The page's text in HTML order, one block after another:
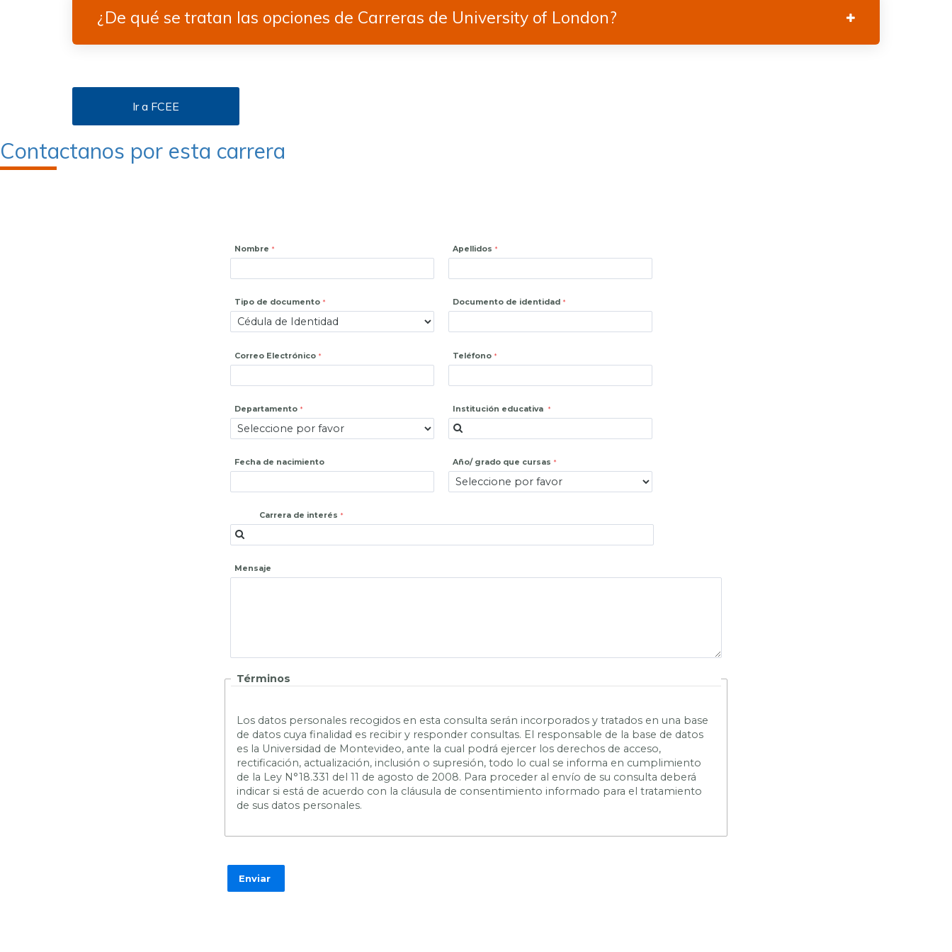
¿De qué se tratan las opciones de Carreras de University of London?
Ir a FCEE
Contactanos por esta carrera
Nombre Apellidos
Tipo de documento Documento de identidad
Correo Electrónico Teléfono
Departamento Institución educativa
Fecha de nacimiento Año/ grado que cursas
Carrera de interés
Mensaje
Términos
Los datos personales recogidos en esta consulta serán incorporados y tratados en una base
de datos cuya finalidad es recibir y responder consultas. El responsable de la base de datos
es la Universidad de Montevideo, ante la cual podrá ejercer los derechos de acceso,
rectificación, actualización, inclusión o supresión, todo lo cual se informa en cumplimiento
de la Ley N°18.331 del 11 de agosto de 2008. Para proceder al envío de su consulta deberá
indicar si está de acuerdo con la cláusula de consentimiento informado para el tratamiento
de sus datos personales.